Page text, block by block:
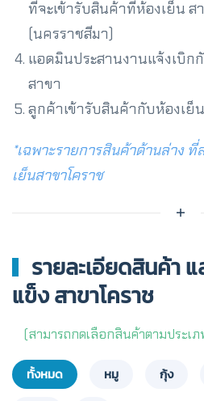
ที่จะเข้ารับสินค้าที่ห้องเย็น ส
(นครราชสีมา)
แอดมินประสานงานแจ้งเบิก
สาขา
ลูกค้าเข้ารับสินค้ากับห้องเย็
*เฉพาะรายการสินค้าด้านล่าง ที่
เย็นสาขาโคราช
รายละเอียดสินค้า
แข็ง สาขาโคราช
(สามารถกดเลือกสินค้าตามประเ
ทั้งหมด หมู กุ้ง